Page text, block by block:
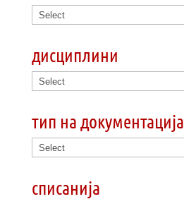
дисциплини
тип на документација
списанија